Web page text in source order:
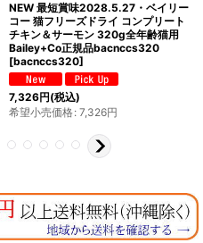
NEW 最短賞味2028.5.27・ベイリー
コー 猫フリーズドライ コンプリート
チキン＆サーモン 320g全年齢猫用
Bailey+Co正規品bacnccs320
[bacnccs320]
7,326円(税込)
希望小売価格: 7,326円